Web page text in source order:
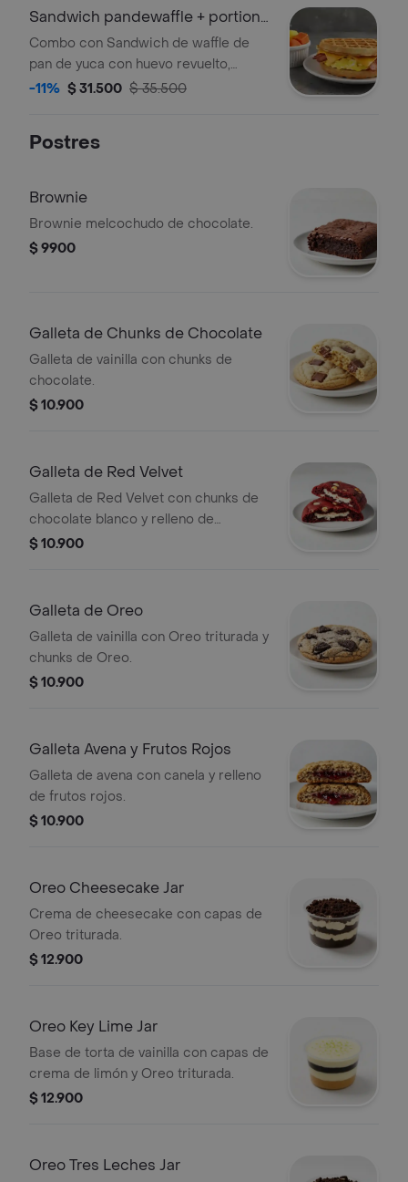
Sandwich pandewaffle + portion
de fruta
Combo con Sandwich de waffle de
pan de yuca con huevo revuelto,
queso cheddar, tocineta crocante y
-11% $ 31.500 $ 35.500
Postres
Brownie
Brownie melcochudo de chocolate.
$ 9900
Galleta de Chunks de Chocolate
Galleta de vainilla con chunks de
chocolate.
$ 10.900
Galleta de Red Velvet
Galleta de Red Velvet con chunks de
chocolate blanco y relleno de
Cheesecake.
$ 10.900
Galleta de Oreo
Galleta de vainilla con Oreo triturada y
chunks de Oreo.
$ 10.900
Galleta Avena y Frutos Rojos
Galleta de avena con canela y relleno
de frutos rojos.
$ 10.900
Oreo Cheesecake Jar
Crema de cheesecake con capas de
Oreo triturada.
$ 12.900
Oreo Key Lime Jar
Base de torta de vainilla con capas de
crema de limón y Oreo triturada.
$ 12.900
Oreo Tres Leches Jar